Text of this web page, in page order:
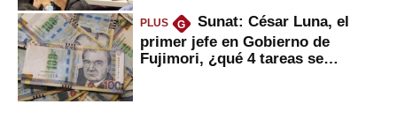
PLUS G
Sunat: César Luna, el
primer jefe en Gobierno de
Fujimori, ¿qué 4 tareas se